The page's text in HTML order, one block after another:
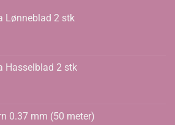
Lønneblad 2 stk
Hasselblad 2 stk
0.37 mm (50 meter)